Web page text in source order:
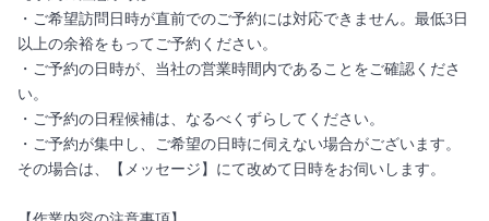
・ご希望訪問日時が直前でのご予約には対応できません。最低3日
以上の余裕をもってご予約ください。
・ご予約の日時が、当社の営業時間内であることをご確認くださ
い。
・ご予約の日程候補は、なるべくずらしてください。
・ご予約が集中し、ご希望の日時に伺えない場合がございます。
その場合は、【メッセージ】にて改めて日時をお伺いします。